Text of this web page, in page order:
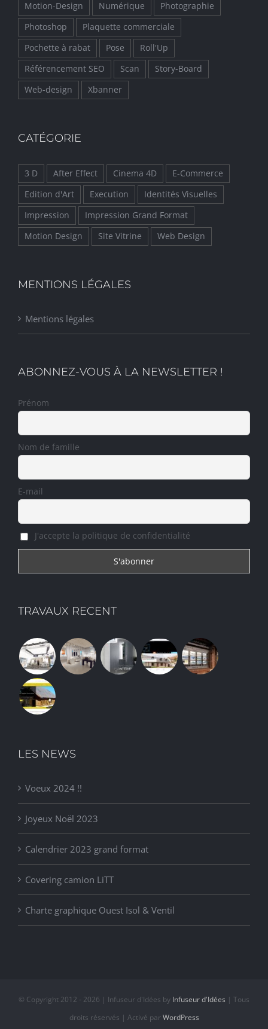
Motion-Design
Numérique
Photographie
Photoshop
Plaquette commerciale
Pochette à rabat
Pose
Roll'Up
Référencement SEO
Scan
Story-Board
Web-design
Xbanner
CATÉGORIE
3 D After Effect Cinema 4D
E-Commerce
Edition d'Art
Execution
Identités Visuelles
Impression
Impression Grand Format
Motion Design
Site Vitrine Web Design
MENTIONS LÉGALES
Mentions légales
ABONNEZ-VOUS À LA NEWSLETTER !
Prénom
Nom de famille
E-mail
J'accepte la politique de confidentialité
TRAVAUX RECENT
LES NEWS
Voeux 2024 !!
Joyeux Noël 2023
Calendrier 2023 grand format
Covering camion LiTT
Charte graphique Ouest Isol & Ventil
© Copyright 2012 - 2026 | Infuseur d'Idées by Infuseur d'Idées | Tous
droits réservés | Activé parWordPress